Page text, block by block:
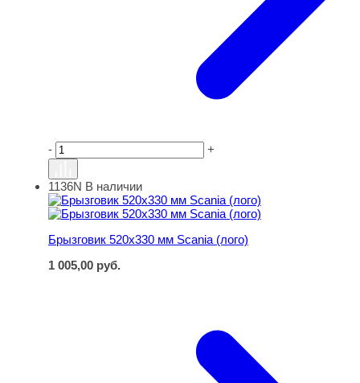
- +
Брызговик 520х330 мм Scania (лого)
1136N В наличии
Брызговик 520х330 мм Scania (лого)
1 005,00 руб.